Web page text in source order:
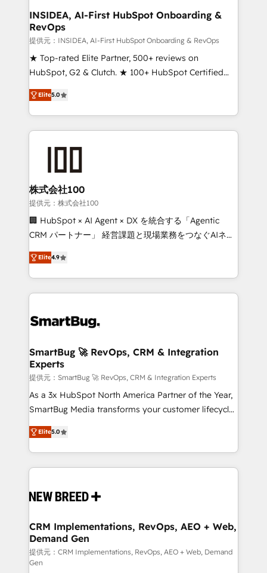
INSIDEA, AI-First HubSpot Onboarding &
RevOps
提供元：INSIDEA, AI-First HubSpot Onboarding & RevOps
★ Top-rated Elite Partner, 500+ reviews on
HubSpot, G2 & Clutch. ★ 100+ HubSpot Certified
Experts & Trainers across the team ★ 1,500+
implementations across five continents ★ AI-First,
RevOps-led, Onboarding obsessed ★ Company of
the Year 2024/25 INSIDEA helps growing companies
workflows that drive adoption from week one, in
your time zone. What we do ➤ Onboarding: Live in
weeks, with workflows built around your business,
not a template. ➤ Migration: Move from any legacy
CRM. Zero downtime, full data integrity. ➤
revenue process. Sales, marketing, and service wired
together. ➤ AI and Integrations: Layer Breeze AI,
rollouts, adoption coaching. Buying HubSpot,
switching to it, or reviving a stale portal? We are
built for the work.
Elite5.0
株式会社100
提供元：株式会社100
🏢 HubSpot × AI Agent × DX を統合する「Agentic
CRM パートナー」 経営課題と現場業務をつなぐAIネイ
ティブ・エージェンシーとして、HubSpot Eliteの実装
力で顧客フロント業務を再設計します。 💡 100inc は何
をする会社か？ HubSpotを共通基盤に、AIエージェン
トを組み込んだ顧客フロント業務（マーケティング・営
ィブ・エージェンシーです。事業部・グループ会社・部
を、CRMを軸とした全社共通基盤に再構築します。意
思決定者・PMO・現場担当者に並走します。 1️⃣
HubSpot導入・活用支援 顧客データの一元化から、
GTMの見える化・自動化まで。全Hub統合運用、デー
タ品質設計、グループ横断のCRM統合に対応します。
の一部をAIが自律実行する組織への移行を設計・実装。
Breeze・Claude等をHubSpotと連携させ、役割定義・
革を、構想から実装・定着までPMOとして主導。「設
の統合・浸透・変革管理を実行します。 ▸ CMS戦略設
計・構築：リード獲得・CVR・SEOを前提にした情報設
計・導線設計・テンプレート設計をContent Hubで一体
提供。 ▸ 既存CRM・MAからの移行支援：Salesforce・
Elite4.9
SmartBug 🚀 RevOps, CRM & Integration
Experts
提供元：SmartBug 🚀 RevOps, CRM & Integration Experts
As a 3x HubSpot North America Partner of the Year,
SmartBug Media transforms your customer lifecycle
into a revenue engine. Our unified ecosystem
includes specialized divisions Globalia (AI &
Software) and Point Success Media (Paid Media),
making this the official home for all three brands. 🔄
and system integrations powered by Globalia’s
trainers to drive platform adoption. 📈 Revenue
Generation - Full-funnel marketing and high-
performance advertising via Point Success Media. -
Expert deployment of Breeze AI and custom agents
Elite5.0
CRM Implementations, RevOps, AEO + Web,
Demand Gen
提供元：CRM Implementations, RevOps, AEO + Web, Demand
Gen